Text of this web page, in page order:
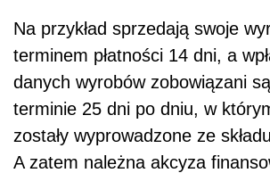
Na przykład sprzedają swoje
terminem płatności 14 dni, a
danych wyrobów zobowiązani
terminie 25 dni po dniu, w
zostały wyprowadzone ze
A zatem należna akcyza